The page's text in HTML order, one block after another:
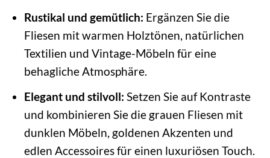
Rustikal und gemütlich: Ergänzen Sie die
Fliesen mit warmen Holztönen, natürlichen
Textilien und Vintage-Möbeln für eine
behagliche Atmosphäre.
Elegant und stilvoll: Setzen Sie auf Kontraste
und kombinieren Sie die grauen Fliesen mit
dunklen Möbeln, goldenen Akzenten und
edlen Accessoires für einen luxuriösen Touch.